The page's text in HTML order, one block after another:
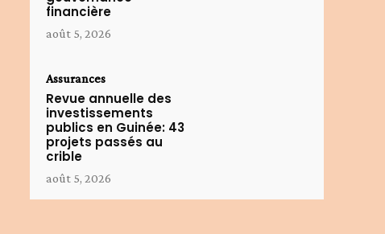
financière
août 5, 2026
Assurances
Revue annuelle des
investissements
publics en Guinée: 43
projets passés au
crible
août 5, 2026